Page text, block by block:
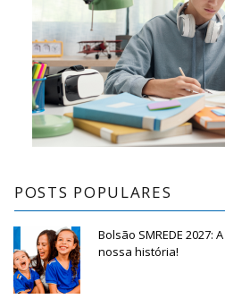
POSTS POPULARES
Bolsão SMREDE 2027:
nossa história!